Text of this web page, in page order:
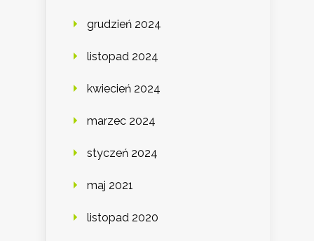
grudzień 2024
listopad 2024
kwiecień 2024
marzec 2024
styczeń 2024
maj 2021
listopad 2020